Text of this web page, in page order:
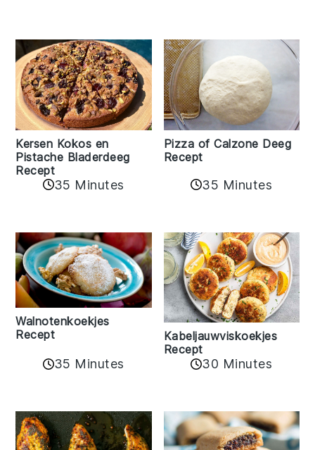
Kersen Kokos en
Pistache Bladerdeeg
Recept
35 Minutes
Pizza of Calzone Deeg
Recept
35 Minutes
Walnotenkoekjes
Recept
35 Minutes
Kabeljauwviskoekjes
Recept
30 Minutes